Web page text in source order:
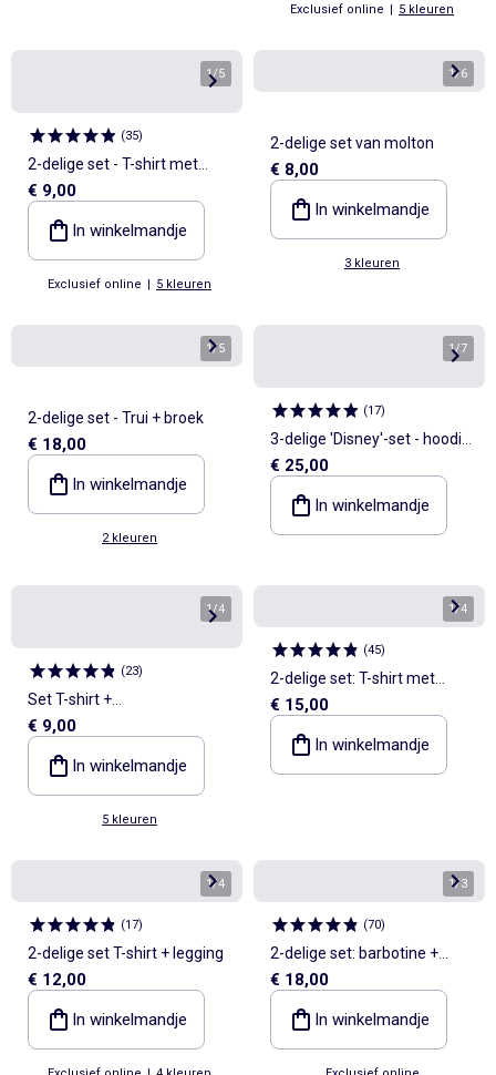
Exclusief online | 5 kleuren
1/5
(35)
2-delige set - T-shirt met
lange mouwen + legging
€ 9,00
In winkelmandje
Exclusief online | 5 kleuren
1/6
2-delige set van molton
€ 8,00
In winkelmandje
3 kleuren
1/5
2-delige set - Trui + broek
€ 18,00
In winkelmandje
2 kleuren
1/7
(17)
3-delige 'Disney'-set - hoodie
+ T-shirt + legging
€ 25,00
In winkelmandje
1/4
(23)
Set T-shirt +
sporttrainingbroek - 2-delig
€ 9,00
In winkelmandje
5 kleuren
1/4
(45)
2-delige set: T-shirt met
maokraag en broek
€ 15,00
In winkelmandje
1/4
(17)
2-delige set T-shirt + legging
€ 12,00
In winkelmandje
1/3
(70)
2-delige set: barbotine +
hoedje
€ 18,00
In winkelmandje